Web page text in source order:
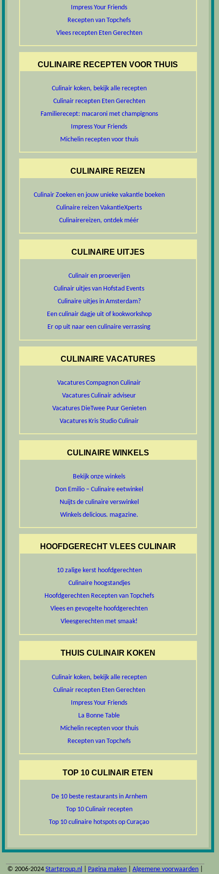
Impress Your Friends
Recepten van Topchefs
Vlees recepten Eten Gerechten
CULINAIRE RECEPTEN VOOR THUIS
Culinair koken, bekijk alle recepten
Culinair recepten Eten Gerechten
Familierecept: macaroni met champignons
Impress Your Friends
Michelin recepten voor thuis
CULINAIRE REIZEN
Culinair Zoeken en jouw unieke vakantie boeken
Culinaire reizen VakantieXperts
Culinairereizen, ontdek méér
CULINAIRE UITJES
Culinair en proeverijen
Culinair uitjes van Hofstad Events
Culinaire uitjes in Amsterdam?
Een culinair dagje uit of kookworkshop
Er op uit naar een culinaire verrassing
CULINAIRE VACATURES
Vacatures Compagnon Culinair
Vacatures Culinair adviseur
Vacatures DieTwee Puur Genieten
Vacatures Kris Studio Culinair
CULINAIRE WINKELS
Bekijk onze winkels
Don Emilio – Culinaire eetwinkel
Nuijts de culinaire verswinkel
Winkels delicious. magazine.
HOOFDGERECHT VLEES CULINAIR
10 zalige kerst hoofdgerechten
Culinaire hoogstandjes
Hoofdgerechten Recepten van Topchefs
Vlees en gevogelte hoofdgerechten
Vleesgerechten met smaak!
THUIS CULINAIR KOKEN
Culinair koken, bekijk alle recepten
Culinair recepten Eten Gerechten
Impress Your Friends
La Bonne Table
Michelin recepten voor thuis
Recepten van Topchefs
TOP 10 CULINAIR ETEN
De 10 beste restaurants in Arnhem
Top 10 Culinair recepten
Top 10 culinaire hotspots op Curaçao
© 2006-2024Startgroup.nl Pagina maken |Algemene voorwaarden